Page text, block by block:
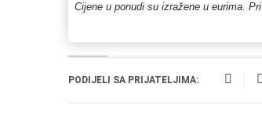
Cijene u ponudi su izražene u eurima.
PODIJELI SA PRIJATELJIMA: